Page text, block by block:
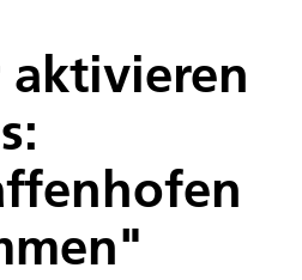
aktivieren